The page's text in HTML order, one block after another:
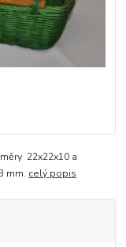
22x22x10 a
mm. celý popis